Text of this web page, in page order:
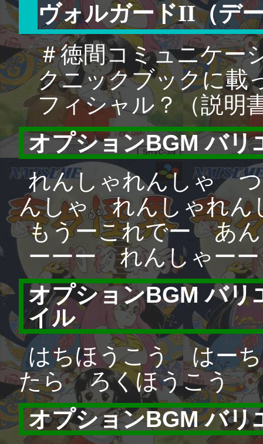
ヴォルガードII（デ
＃徳間コミュニケー
クニックブックに載
フィシャル？（説明
オプションBGM バ
れんしゃれんしゃ
んしゃ れんしゃれん
もうーこれでー あ
ーーー れんしゃーー
オプションBGM バ
イル
はちほうこう はー
たら ろくほうこう
オプションBGM バ